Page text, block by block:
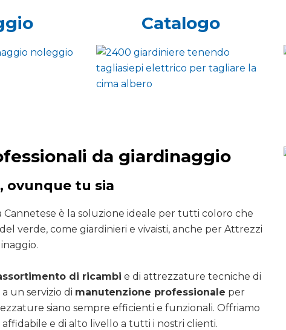
Catalogo
da giardinaggio
ovunque tu sia
Cannetese è la soluzione ideale per tutti coloro che
verde, come giardinieri e vivaisti, anche per Attrezzi
di ricambi e di attrezzature tecniche di
un servizio di manutenzione professionale per
siano sempre efficienti e funzionali. Offriamo
affidabile e di alto livello a tutti i nostri clienti.